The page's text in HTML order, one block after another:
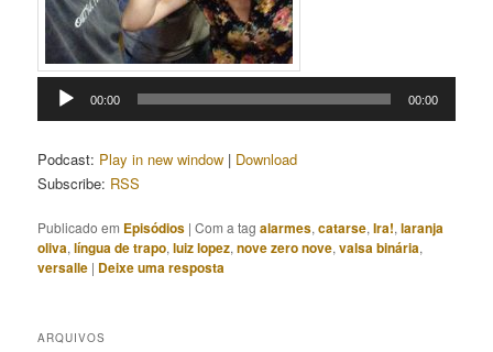
Tocador
00:00 00:00
Podcast: Play in new window | Download
Subscribe: RSS
Publicado em Episódios |Com a tagalarmes,catarse,Ira!,laranja
oliva,língua de trapo,luiz lopez,nove zero nove,valsa binária,
versalle | Deixe uma resposta
ARQUIVOS